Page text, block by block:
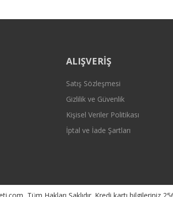
ALIŞVERİŞ
Satış Sözleşmesi
Gizlilik ve Güvenlik
Kişisel Veriler Politikası
İptal ve İade Şartları